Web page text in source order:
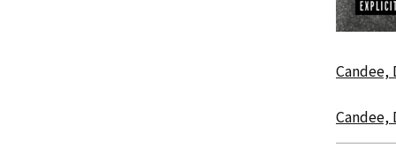
Candee,
Candee,